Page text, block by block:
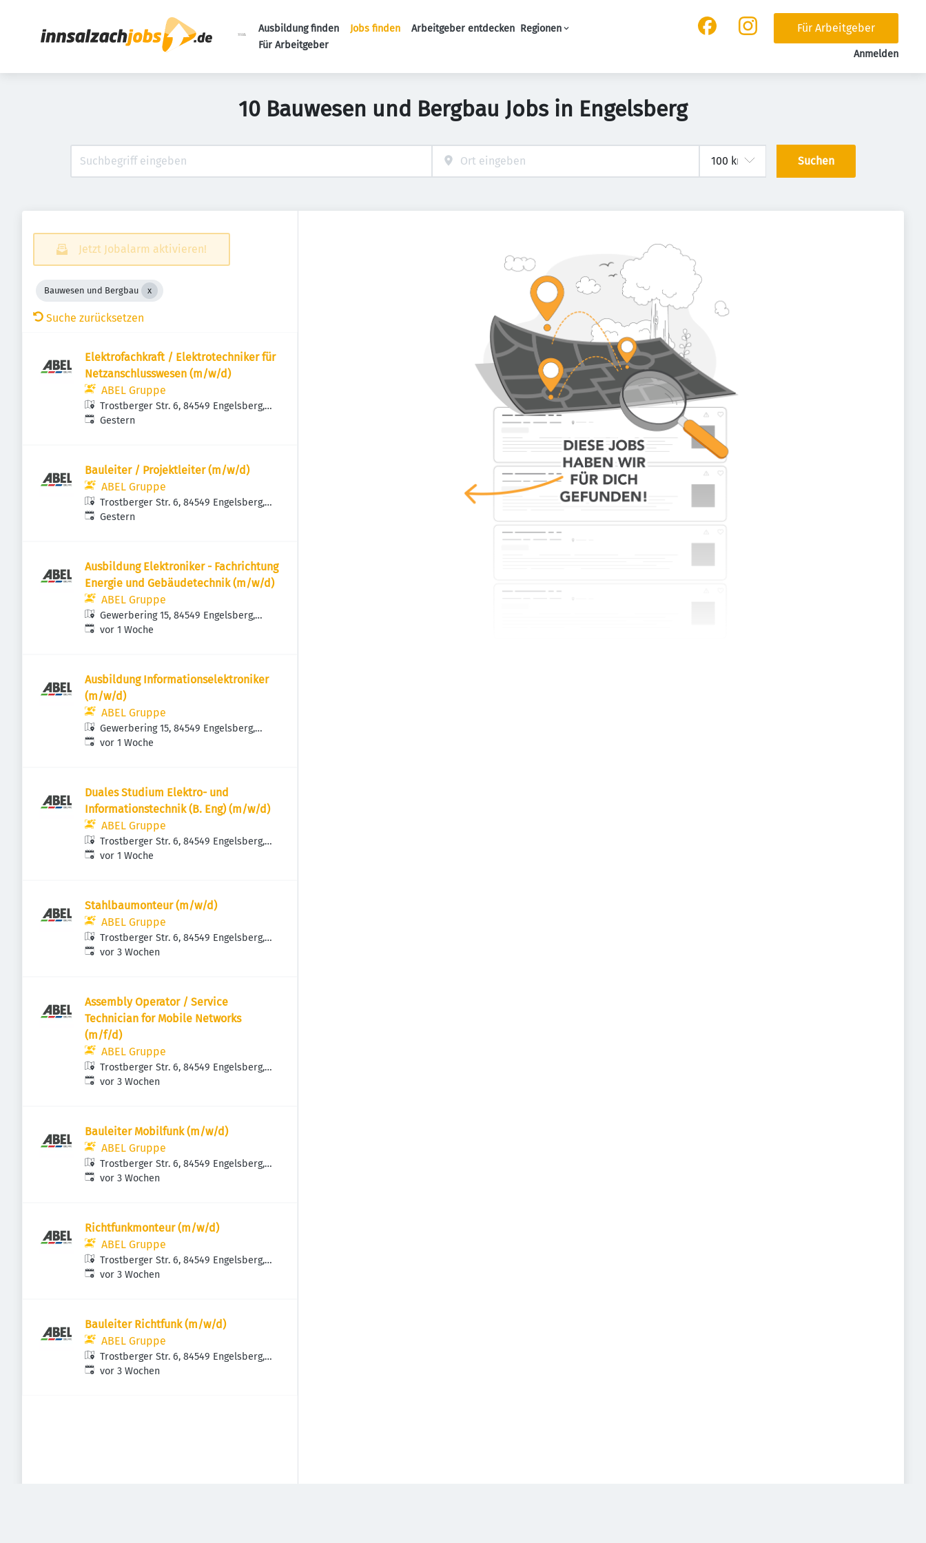
Ausbildung finden Jobs finden Arbeitgeber entdecken Regionen
Für Arbeitgeber
Für Arbeitgeber
Anmelden
10 Bauwesen und Bergbau Jobs in Engelsberg
Suchen
Jetzt Jobalarm aktivieren!
Bauwesen und Bergbau
Suche zurücksetzen
Elektrofachkraft / Elektrotechniker für
Netzanschlusswesen (m/w/d)
ABEL Gruppe
Trostberger Str. 6, 84549 Engelsberg,
Deutschland
Veröffentlicht
Gestern
Bauleiter / Projektleiter (m/w/d)
ABEL Gruppe
Trostberger Str. 6, 84549 Engelsberg,
Deutschland
Veröffentlicht
Gestern
Ausbildung Elektroniker - Fachrichtung
Energie und Gebäudetechnik (m/w/d)
ABEL Gruppe
Gewerbering 15, 84549 Engelsberg,
Deutschland
Veröffentlicht:
vor 1 Woche
Ausbildung Informationselektroniker
(m/w/d)
ABEL Gruppe
Gewerbering 15, 84549 Engelsberg,
Deutschland
Veröffentlicht:
vor 1 Woche
Duales Studium Elektro- und
Informationstechnik (B. Eng) (m/w/d)
ABEL Gruppe
Trostberger Str. 6, 84549 Engelsberg,
Deutschland
Veröffentlicht:
vor 1 Woche
Stahlbaumonteur (m/w/d)
ABEL Gruppe
Trostberger Str. 6, 84549 Engelsberg,
Deutschland
Veröffentlicht:
vor 3 Wochen
Assembly Operator / Service
Technician for Mobile Networks
(m/f/d)
ABEL Gruppe
Trostberger Str. 6, 84549 Engelsberg,
Deutschland
Veröffentlicht:
vor 3 Wochen
Bauleiter Mobilfunk (m/w/d)
ABEL Gruppe
Trostberger Str. 6, 84549 Engelsberg,
Deutschland
Veröffentlicht:
vor 3 Wochen
Richtfunkmonteur (m/w/d)
ABEL Gruppe
Trostberger Str. 6, 84549 Engelsberg,
Deutschland
Veröffentlicht:
vor 3 Wochen
Bauleiter Richtfunk (m/w/d)
ABEL Gruppe
Trostberger Str. 6, 84549 Engelsberg,
Deutschland
Veröffentlicht:
vor 3 Wochen